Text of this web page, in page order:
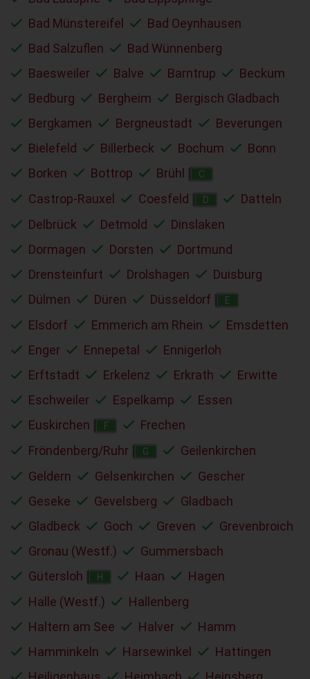
Bad Münstereifel
Bad Oeynhausen
Bad Salzuflen
Bad Wünnenberg
Baesweiler
Balve Barntrup
Beckum
Bedburg
Bergheim
Bergisch Gladbach
Bergkamen
Bergneustadt
Beverungen
Bielefeld
Billerbeck Bochum
Bonn
Borken
Bottrop Brühl C
Castrop-Rauxel Coesfeld D
Datteln
Delbrück
Detmold
Dinslaken
Dormagen
Dorsten
Dortmund
Drensteinfurt
Drolshagen
Duisburg
Dülmen
Düren Düsseldorf E
Elsdorf Emmerich am Rhein
Emsdetten
Enger
Ennepetal
Ennigerloh
Erftstadt
Erkelenz Erkrath
Erwitte
Eschweiler
Espelkamp
Essen
Euskirchen
F
Frechen
Fröndenberg/Ruhr
G
Geilenkirchen
Geldern
Gelsenkirchen
Gescher
Geseke
Gevelsberg
Gladbach
Gladbeck
Goch Greven
Grevenbroich
Gronau (Westf.)
Gummersbach
Gütersloh
H Haan
Hagen
Halle (Westf.)
Hallenberg
Haltern am See
Halver
Hamm
Hamminkeln
Harsewinkel
Hattingen